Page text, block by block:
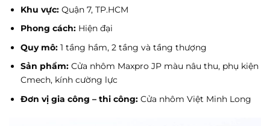
Khu vực:Quận 7, TP.HCM
Phong cách:Hiện đại
Quy mô:1 tầng hầm, 2 tầng và tầng thượng
Sản phẩm:Cửa nhôm Maxpro JP màu nâu thu, phụ kiện
Cmech, kính cường lực
Đơn vị gia công – thi công:Cửa nhôm Việt Minh Long